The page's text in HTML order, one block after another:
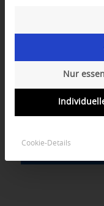
Nur
Cookie-Details